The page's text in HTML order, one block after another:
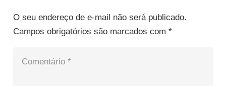
O seu endereço de e-mail não será publicado.
Campos obrigatórios são marcados com *